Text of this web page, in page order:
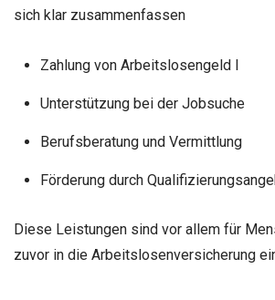
sich klar zusammenfassen
Zahlung von Arbeitslosengeld I
Unterstützung bei der Jobsuche
Berufsberatung und Vermittlung
Förderung durch
Diese Leistungen sind vor allem für
zuvor in die Arbeitslosenversicherung